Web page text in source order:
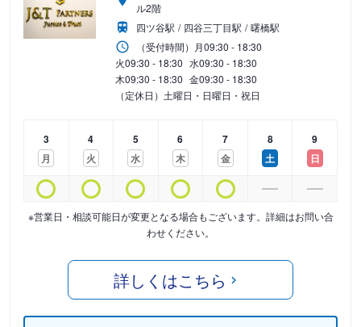
ル2階
四ツ谷駅
四谷三丁目駅
曙橋駅
（受付時間） 月09:30 - 18:30
火09:30 - 18:30 水09:30 - 18:30
木09:30 - 18:30 金09:30 - 18:30
（定休日）土曜日・日曜日・祝日
3
月
4
火
5
水
6
木
7
金
8
土
9
日
※営業日・相談可能日が変更となる場合もございます。詳細はお問い合
わせください。
詳しくはこちら